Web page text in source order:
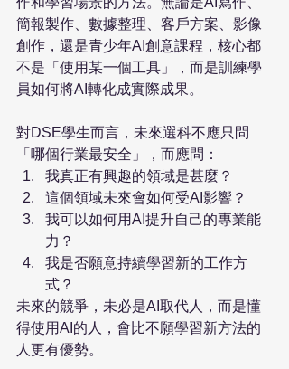
簡報製作、數據整理、客戶方案、影像
創作，還是青少年AI創意課程，核心都
不是「使用某一個工具」，而是訓練學
員如何將AI轉化成實際成果。
對DSE學生而言，未來選科不應只問
「哪個行業最安全」，而應問：
我真正有興趣的領域是甚麼？
這個領域未來會如何受AI影響？
我可以如何用AI提升自己的專業能
力？
我是否願意持續學習新的工作方
式？
未來的競爭，未必是AI取代人，而是懂
得使用AI的人，會比不願學習新方法的
人更有優勢。